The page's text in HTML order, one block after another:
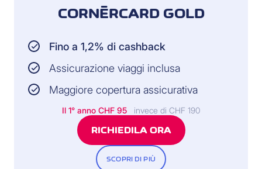
CORNÈRCARD GOLD
Fino a 1,2% di cashback
Assicurazione viaggi inclusa
Maggiore copertura assicurativa
Il 1° anno CHF 95 invece di CHF 190
RICHIEDILA ORA
SCOPRI DI PIÙ